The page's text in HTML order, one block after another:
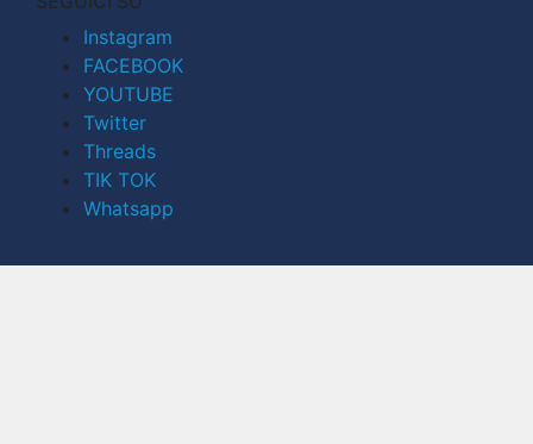
Instagram
FACEBOOK
YOUTUBE
Twitter
Threads
TIK TOK
Whatsapp